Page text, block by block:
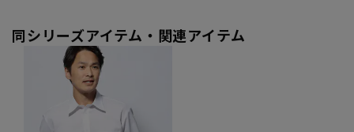
同シリーズアイテム・関連アイテム